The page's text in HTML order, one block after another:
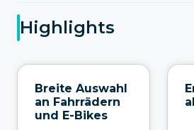
Highlights
Breite Auswahl
an Fahrrädern
und E-Bikes